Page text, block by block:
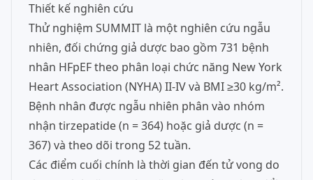
Thiết kế nghiên cứu
Thử nghiệm SUMMIT là một nghiên cứu ngẫu
nhiên, đối chứng giả dược bao gồm 731 bệnh
nhân HFpEF theo phân loại chức năng New York
Heart Association (NYHA) II-IV và BMI ≥30 kg/m².
Bệnh nhân được ngẫu nhiên phân vào nhóm
nhận tirzepatide (n = 364) hoặc giả dược (n =
367) và theo dõi trong 52 tuần.
Các điểm cuối chính là thời gian đến tử vong do